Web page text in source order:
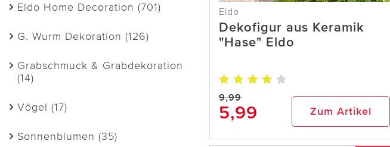
Eldo Home Decoration (701)
G. Wurm Dekoration (126)
Grabschmuck & Grabdekoration
(14)
Vögel (17)
Sonnenblumen (35)
Eldo
Dekofigur aus Keramik
"Hase" Eldo
9,99
5,99 Zum Artikel